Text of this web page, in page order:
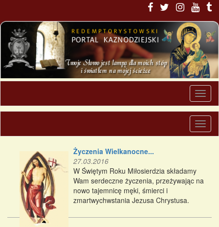
Życzenia Wielkanocne...
27.03.2016
W Świętym Roku Miłosierdzia składamy
Wam serdeczne życzenia, przeżywając na
nowo tajemnicę męki, śmierci i
zmartwychwstania Jezusa Chrystusa.